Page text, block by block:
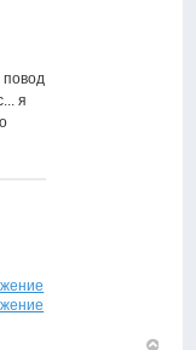
повод
я